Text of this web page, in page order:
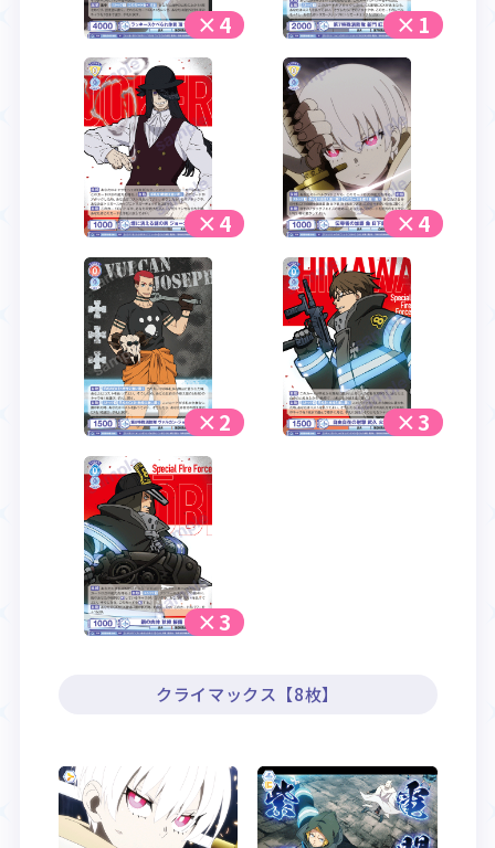
×4 ×1
×4 ×4
×2 ×3
×3
クライマックス【8枚】